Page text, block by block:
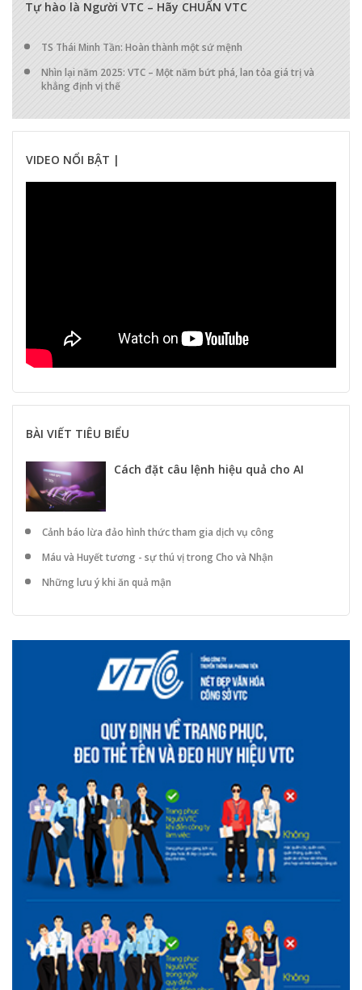
Tự hào là Người VTC – Hãy CHUẨN VTC
TS Thái Minh Tần: Hoàn thành một sứ mệnh
Nhìn lại năm 2025: VTC – Một năm bứt phá, lan tỏa giá trị và
khẳng định vị thế
VIDEO NỔI BẬT |
BÀI VIẾT TIÊU BIỂU
Cách đặt câu lệnh hiệu quả cho AI
Cảnh báo lừa đảo hình thức tham gia dịch vụ công
Máu và Huyết tương - sự thú vị trong Cho và Nhận
Những lưu ý khi ăn quả mận